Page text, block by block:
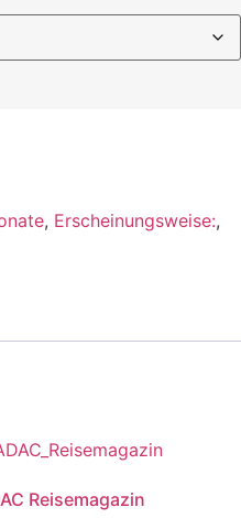
, Erscheinungsweise:,
Reisemagazin